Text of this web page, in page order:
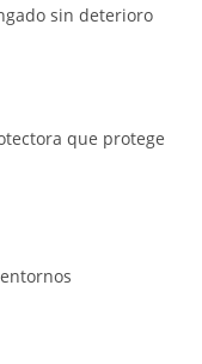
sin deterioro
que protege